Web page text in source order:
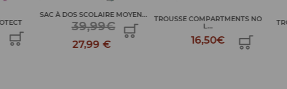
TROUSSE COMPARTMENTS NO
L...
16,50€
TROUSSE KIDS MONSTERS
7,50€